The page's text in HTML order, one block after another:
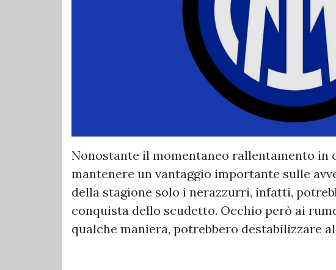
Nonostante il momentaneo rallentamento in
mantenere un vantaggio importante sulle
della stagione solo i nerazzurri, infatti,
conquista dello scudetto. Occhio però ai
qualche maniera, potrebbero destabilizzare